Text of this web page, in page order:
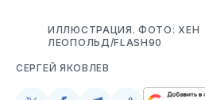
ИЛЛЮСТРАЦИЯ. ФОТО: ХЕН
ЛЕОПОЛЬД/FLASH90
СЕРГЕЙ ЯКОВЛЕВ